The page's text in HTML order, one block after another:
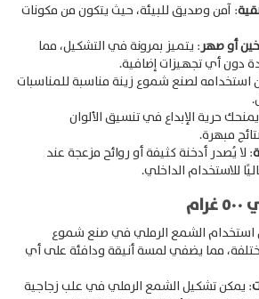
: آمن وصديق للبيئة، حيث يتكون من مكونات
أو صهر: يتميز بمرونة في التشكيل، مما
دون أي تجهيزات إضافية.
استخدامه لصنع شموع زينة مناسبة للمناسبات
حرية الإبداع في تنسيق الألوان
مبهرة.
: لا يُصدر أدخنة كثيفة أو روائح مزعجة عند
للاستخدام الداخلي.
استخدام الشمع الرملي في صنع شموع
مما يضفي لمسة أنيقة ودافئة على أي
: يمكن تشكيل الشمع الرملي في علب زجاجية